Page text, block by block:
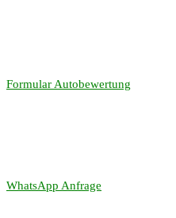
Formular Autobewertung
WhatsApp Anfrage